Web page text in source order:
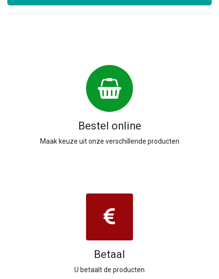
Bestel online
Maak keuze uit onze verschillende producten
Betaal
U betaalt de producten